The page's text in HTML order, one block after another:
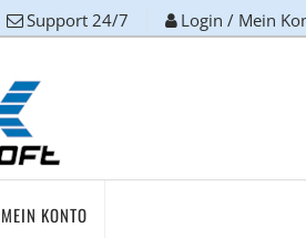
Support 24/7 Login / Mein
MEIN KONTO